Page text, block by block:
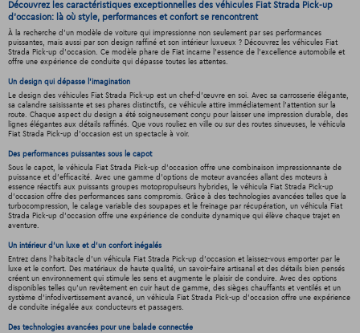
Découvrez les caractéristiques exceptionnelles des véhicules Fiat Strada Pick-up
d'occasion: là où style, performances et confort se rencontrent
À la recherche d'un modèle de voiture qui impressionne non seulement par ses performances
puissantes, mais aussi par son design raffiné et son intérieur luxueux ? Découvrez les véhicules Fiat
Strada Pick-up d'occasion. Ce modèle phare de Fiat incarne l'essence de l'excellence automobile et
offre une expérience de conduite qui dépasse toutes les attentes.
Un design qui dépasse l'imagination
Le design des véhicules Fiat Strada Pick-up est un chef-d'œuvre en soi. Avec sa carrosserie élégante,
sa calandre saisissante et ses phares distinctifs, ce véhicule attire immédiatement l'attention sur la
route. Chaque aspect du design a été soigneusement conçu pour laisser une impression durable, des
lignes élégantes aux détails raffinés. Que vous rouliez en ville ou sur des routes sinueuses, le véhicula
Fiat Strada Pick-up d'occasion est un spectacle à voir.
Des performances puissantes sous le capot
Sous le capot, le véhicula Fiat Strada Pick-up d'occasion offre une combinaison impressionnante de
puissance et d'efficacité. Avec une gamme d'options de moteur avancées allant des moteurs à
essence réactifs aux puissants groupes motopropulseurs hybrides, le véhicula Fiat Strada Pick-up
d'occasion offre des performances sans compromis. Grâce à des technologies avancées telles que la
turbocompression, le calage variable des soupapes et le freinage par récupération, un véhicula Fiat
Strada Pick-up d'occasion offre une expérience de conduite dynamique qui élève chaque trajet en
aventure.
Un intérieur d’un luxe et d’un confort inégalés
Entrez dans l'habitacle d'un véhicula Fiat Strada Pick-up d'occasion et laissez-vous emporter par le
luxe et le confort. Des matériaux de haute qualité, un savoir-faire artisanal et des détails bien pensés
créent un environnement qui stimule les sens et augmente le plaisir de conduire. Avec des options
disponibles telles qu'un revêtement en cuir haut de gamme, des sièges chauffants et ventilés et un
système d'infodivertissement avancé, un véhicula Fiat Strada Pick-up d'occasion offre une expérience
de conduite inégalée aux conducteurs et passagers.
Des technologies avancées pour une balade connectée